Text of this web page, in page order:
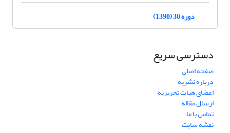
دوره 30 (1390)
دسترسی سریع
صفحه اصلی
درباره نشریه
اعضای هیات تحریریه
ارسال مقاله
تماس با ما
نقشه سایت